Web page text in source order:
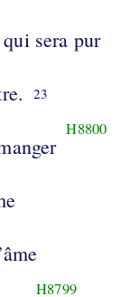
sera pur
23
H8800
H8799